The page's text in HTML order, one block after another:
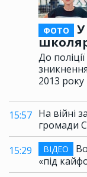
ФОТО
До
2013
15:57 На війні
громади
15:29
ВІДЕО
«під